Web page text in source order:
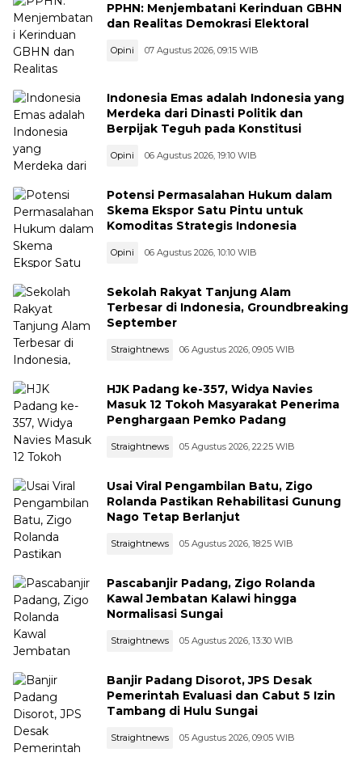
PPHN: Menjembatani Kerinduan GBHN
dan Realitas Demokrasi Elektoral
Opini 07 Agustus 2026, 09:15 WIB
Indonesia Emas adalah Indonesia yang
Merdeka dari Dinasti Politik dan
Berpijak Teguh pada Konstitusi
Opini 06 Agustus 2026, 19:10 WIB
Potensi Permasalahan Hukum dalam
Skema Ekspor Satu Pintu untuk
Komoditas Strategis Indonesia
Opini 06 Agustus 2026, 10:10 WIB
Sekolah Rakyat Tanjung Alam
Terbesar di Indonesia, Groundbreaking
September
Straightnews 06 Agustus 2026, 09:05 WIB
HJK Padang ke-357, Widya Navies
Masuk 12 Tokoh Masyarakat Penerima
Penghargaan Pemko Padang
Straightnews 05 Agustus 2026, 22:25 WIB
Usai Viral Pengambilan Batu, Zigo
Rolanda Pastikan Rehabilitasi Gunung
Nago Tetap Berlanjut
Straightnews 05 Agustus 2026, 18:25 WIB
Pascabanjir Padang, Zigo Rolanda
Kawal Jembatan Kalawi hingga
Normalisasi Sungai
Straightnews 05 Agustus 2026, 13:30 WIB
Banjir Padang Disorot, JPS Desak
Pemerintah Evaluasi dan Cabut 5 Izin
Tambang di Hulu Sungai
Straightnews 05 Agustus 2026, 09:05 WIB